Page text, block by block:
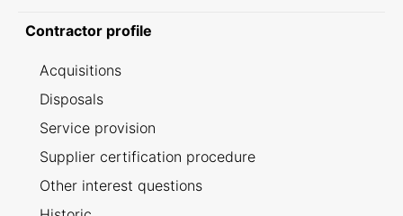
Contractor profile
Acquisitions
Disposals
Service provision
Supplier certification procedure
Other interest questions